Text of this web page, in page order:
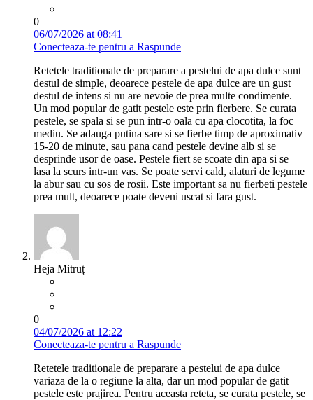
0
06/07/2026 at 08:41
Conecteaza-te pentru a Raspunde
Retetele traditionale de preparare a pestelui de apa dulce sunt
destul de simple, deoarece pestele de apa dulce are un gust
destul de intens si nu are nevoie de prea multe condimente.
Un mod popular de gatit pestele este prin fierbere. Se curata
pestele, se spala si se pun intr-o oala cu apa clocotita, la foc
mediu. Se adauga putina sare si se fierbe timp de aproximativ
15-20 de minute, sau pana cand pestele devine alb si se
desprinde usor de oase. Pestele fiert se scoate din apa si se
lasa la scurs intr-un vas. Se poate servi cald, alaturi de legume
la abur sau cu sos de rosii. Este important sa nu fierbeti pestele
prea mult, deoarece poate deveni uscat si fara gust.
Heja Mitruț
0
04/07/2026 at 12:22
Conecteaza-te pentru a Raspunde
Retetele traditionale de preparare a pestelui de apa dulce
variaza de la o regiune la alta, dar un mod popular de gatit
pestele este prajirea. Pentru aceasta reteta, se curata pestele, se